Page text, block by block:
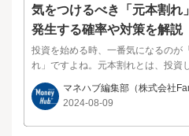
ことができます。イベントがたくさ
合、それらすべての資金を用意でき
ません。価値観を明確にしておくこ
優先して何を後回しにするか、ある
かといった選択が容易になります。
族と落ち着いた環境で暮らしたいの
マイホームの購入を優先して考える
でしょう。ライフプランを作成する
収入や貯蓄状況の課題が見えてきま
気をつけるべき「元本割れ
発生する確率や対策を解説
投資を始める時、一番気になるのが
れ」ですよね。元本割れとは、投資
（元本）よりも、資産の価値が下が
ことです。この記事では、元本割れ
ときの対策について、さまざまなケ
て解説します。ぜひ参考にしてくだ
マネハブ編集部 （株式会社
2024-08-09